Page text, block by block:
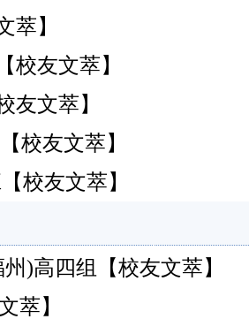
萃】
校友文萃】
友文萃】
校友文萃】
校友文萃】
)高四组【校友文萃】
萃】